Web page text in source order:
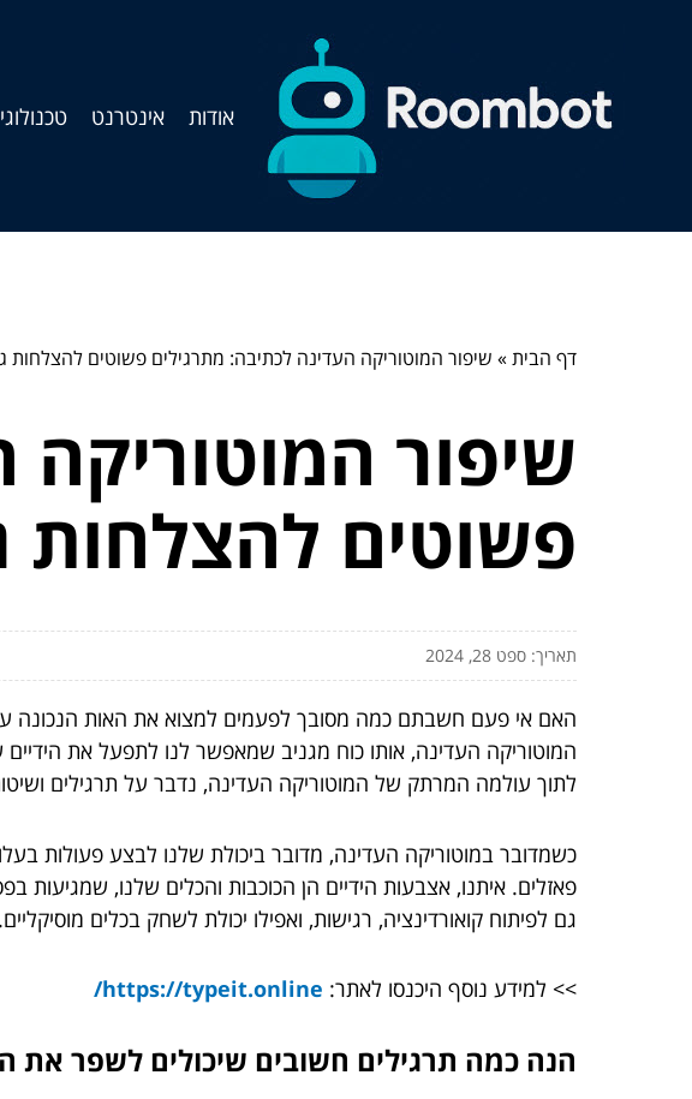
אודות אינטרנט
דף הבית» שיפור המוטוריקה העדינה לכתיבה: מתרגילים פשוטים להצלחות
שיפור
פשוטים להצלחות
תאריך: ספט 28, 2024
האם אי פעם חשבתם כמה מסובך לפעמים למצוא את האות הנכונה על
המוטוריקה העדינה, אותו כוח מגניב שמאפשר לנו לתפעל את הידיים
לתוך עולמה המרתק של המוטוריקה העדינה, נדבר על תרגילים
כשמדובר במוטוריקה העדינה, מדובר ביכולת שלנו לבצע פעולות
פאזלים. איתנו, אצבעות הידיים הן הכוכבות והכלים שלנו,
גם לפיתוח קואורדינציה, רגישות, ואפילו יכולת לשחק בכלים מוסיקליים.
>> למידע נוסף היכנסו לאתר: https://typeit.online/
הנה כמה תרגילים חשובים שיכולים לשפר את